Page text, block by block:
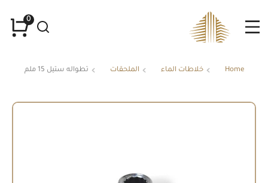
You are here:
Home خلاطات الماء الملحقات تطواله ستيل 15 ملم